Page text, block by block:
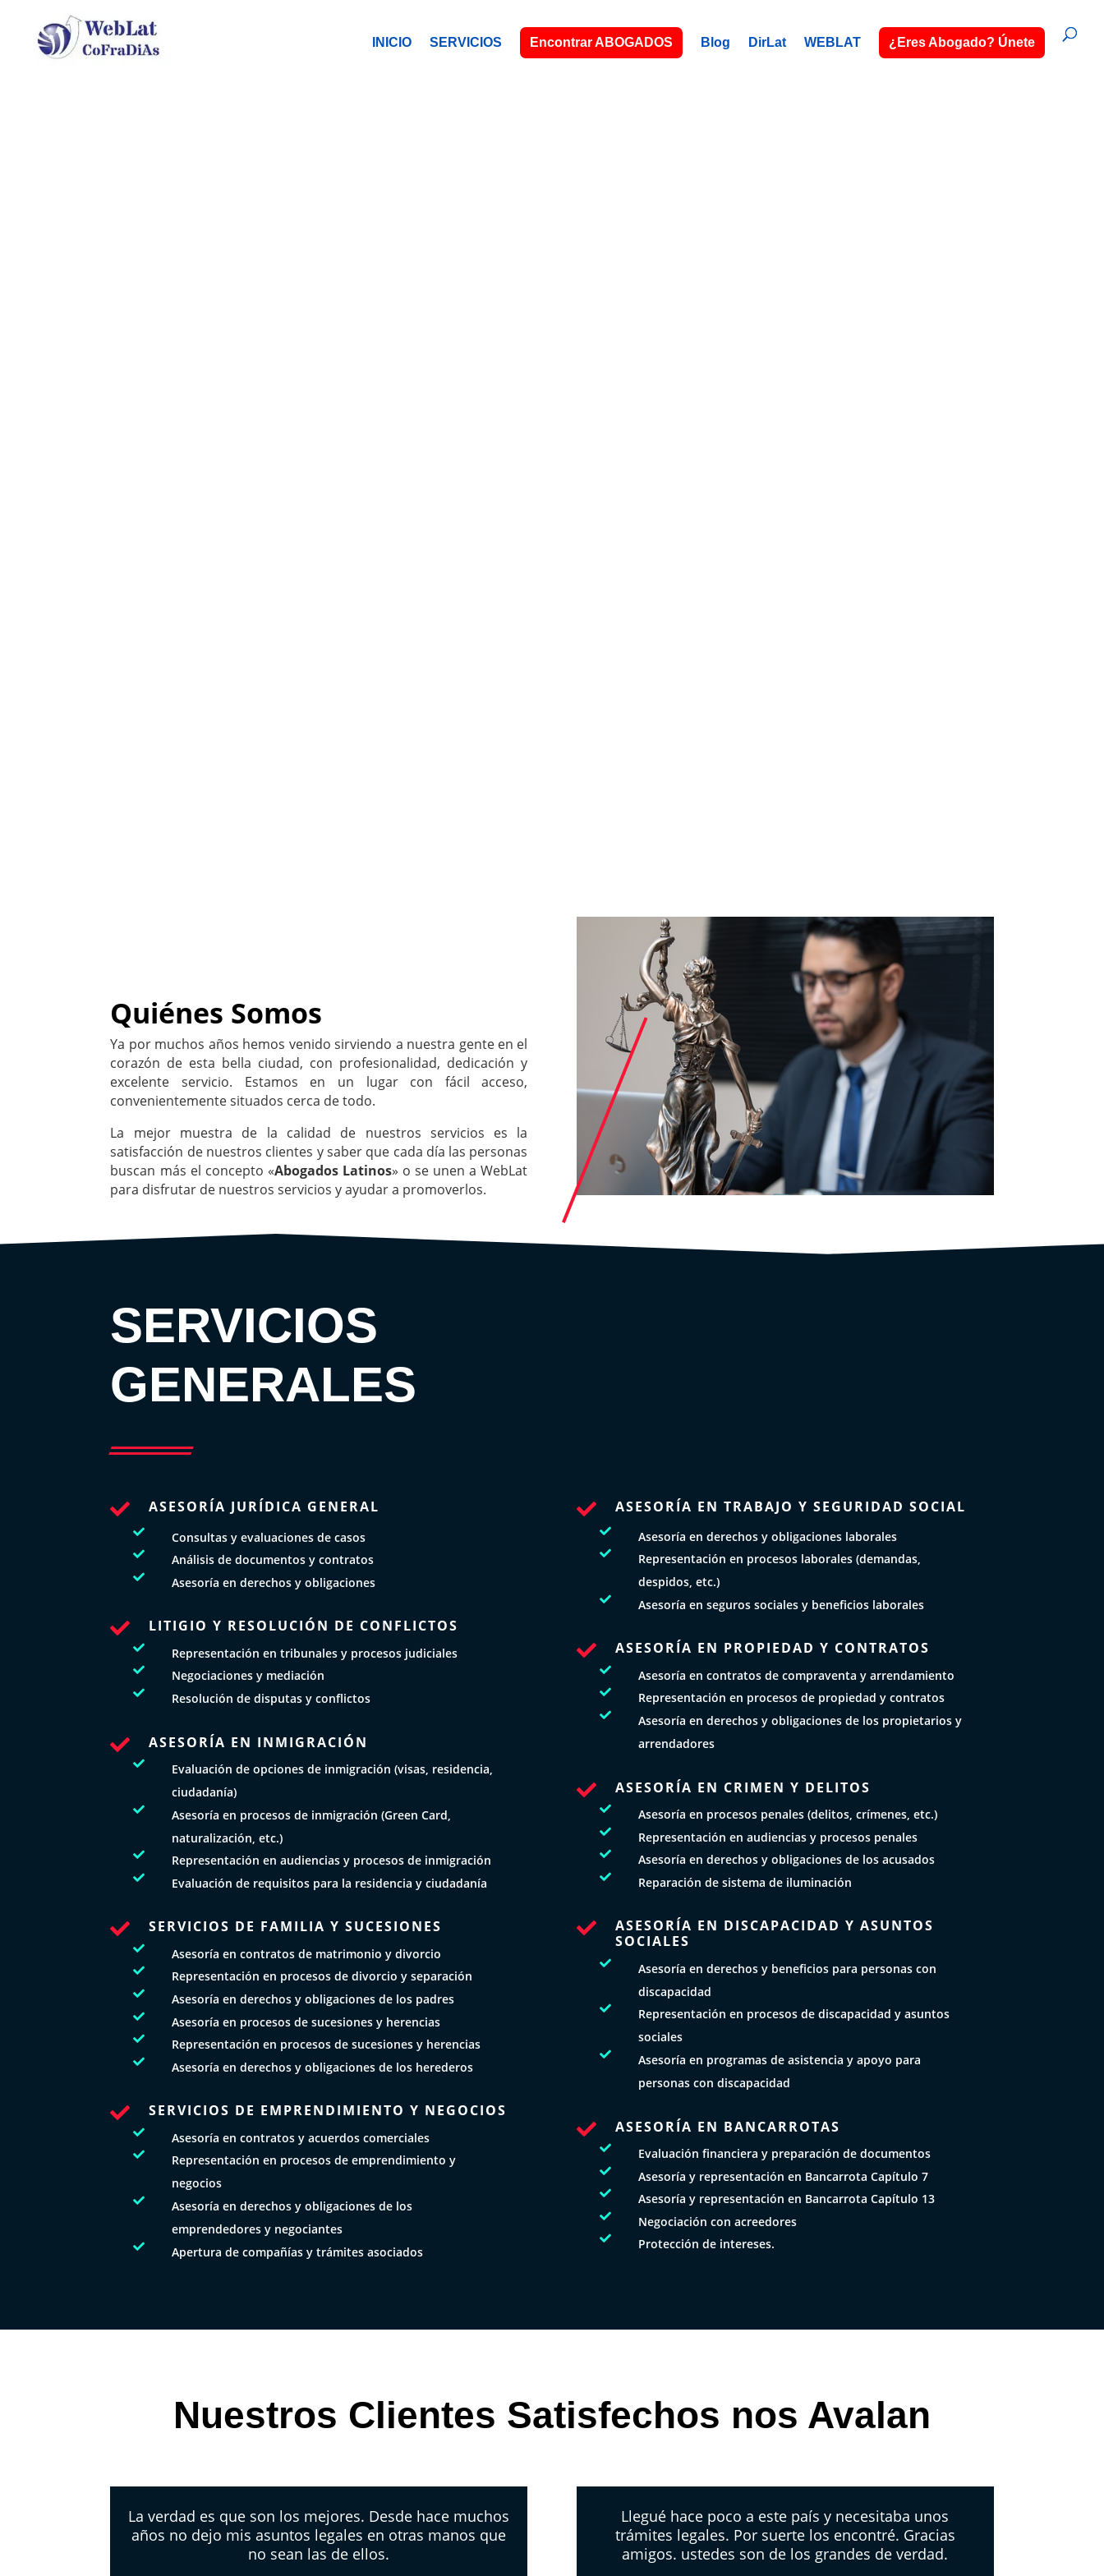
INICIO SERVICIOS Encontrar ABOGADOS Blog DirLat WEBLAT ¿Eres Abogado? Únete
Quiénes Somos
Ya por muchos años hemos venido sirviendo a nuestra gente en el
corazón de esta bella ciudad, con profesionalidad, dedicación y
excelente servicio. Estamos en un lugar con fácil acceso,
convenientemente situados cerca de todo.
La mejor muestra de la calidad de nuestros servicios es la
satisfacción de nuestros clientes y saber que cada día las personas
buscan más el concepto «Abogados Latinos» o se unen a WebLat
para disfrutar de nuestros servicios y ayudar a promoverlos.
SERVICIOS
GENERALES
 ASESORÍA JURÍDICA GENERAL
 Consultas y evaluaciones de casos
 Análisis de documentos y contratos
 Asesoría en derechos y obligaciones
 LITIGIO Y RESOLUCIÓN DE CONFLICTOS
 Representación en tribunales y procesos judiciales
 Negociaciones y mediación
 Resolución de disputas y conflictos
 ASESORÍA EN INMIGRACIÓN

Evaluación de opciones de inmigración (visas, residencia,
ciudadanía)

Asesoría en procesos de inmigración (Green Card,
naturalización, etc.)
 Representación en audiencias y procesos de inmigración
 Evaluación de requisitos para la residencia y ciudadanía
 SERVICIOS DE FAMILIA Y SUCESIONES
 Asesoría en contratos de matrimonio y divorcio
 Representación en procesos de divorcio y separación
 Asesoría en derechos y obligaciones de los padres
 Asesoría en procesos de sucesiones y herencias
 Representación en procesos de sucesiones y herencias
 Asesoría en derechos y obligaciones de los herederos
 SERVICIOS DE EMPRENDIMIENTO Y NEGOCIOS
 Asesoría en contratos y acuerdos comerciales

Representación en procesos de emprendimiento y
negocios

Asesoría en derechos y obligaciones de los
emprendedores y negociantes
 Apertura de compañías y trámites asociados
 ASESORÍA EN TRABAJO Y SEGURIDAD SOCIAL
 Asesoría en derechos y obligaciones laborales

Representación en procesos laborales (demandas,
despidos, etc.)
 Asesoría en seguros sociales y beneficios laborales
 ASESORÍA EN PROPIEDAD Y CONTRATOS
 Asesoría en contratos de compraventa y arrendamiento
 Representación en procesos de propiedad y contratos

Asesoría en derechos y obligaciones de los propietarios y
arrendadores
 ASESORÍA EN CRIMEN Y DELITOS
 Asesoría en procesos penales (delitos, crímenes, etc.)
 Representación en audiencias y procesos penales
 Asesoría en derechos y obligaciones de los acusados
 Reparación de sistema de iluminación

ASESORÍA EN DISCAPACIDAD Y ASUNTOS
SOCIALES

Asesoría en derechos y beneficios para personas con
discapacidad

Representación en procesos de discapacidad y asuntos
sociales

Asesoría en programas de asistencia y apoyo para
personas con discapacidad
 ASESORÍA EN BANCARROTAS
 Evaluación financiera y preparación de documentos
 Asesoría y representación en Bancarrota Capítulo 7
 Asesoría y representación en Bancarrota Capítulo 13
 Negociación con acreedores
 Protección de intereses.
Nuestros Clientes Satisfechos nos Avalan
La verdad es que son los mejores. Desde hace muchos
años no dejo mis asuntos legales en otras manos que
no sean las de ellos.
Llegué hace poco a este país y necesitaba unos
trámites legales. Por suerte los encontré. Gracias
amigos. ustedes son de los grandes de verdad.